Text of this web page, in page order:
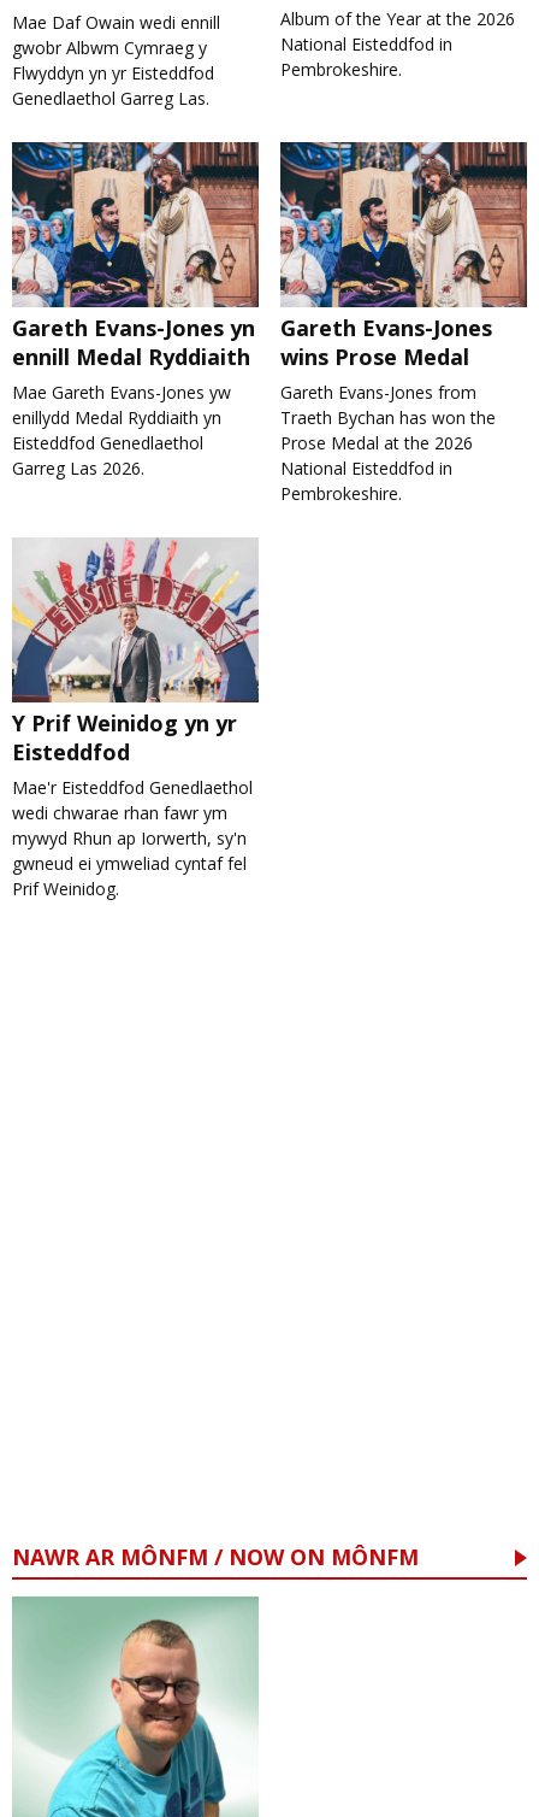
Mae Daf Owain wedi ennill
gwobr Albwm Cymraeg y
Flwyddyn yn yr Eisteddfod
Genedlaethol Garreg Las.
Album of the Year at the 2026
National Eisteddfod in
Pembrokeshire.
Gareth Evans-Jones yn
ennill Medal Ryddiaith
Mae Gareth Evans-Jones yw
enillydd Medal Ryddiaith yn
Eisteddfod Genedlaethol
Garreg Las 2026.
Gareth Evans-Jones
wins Prose Medal
Gareth Evans-Jones from
Traeth Bychan has won the
Prose Medal at the 2026
National Eisteddfod in
Pembrokeshire.
Y Prif Weinidog yn yr
Eisteddfod
Mae'r Eisteddfod Genedlaethol
wedi chwarae rhan fawr ym
mywyd Rhun ap Iorwerth, sy'n
gwneud ei ymweliad cyntaf fel
Prif Weinidog.
NAWR AR MÔNFM / NOW ON MÔNFM